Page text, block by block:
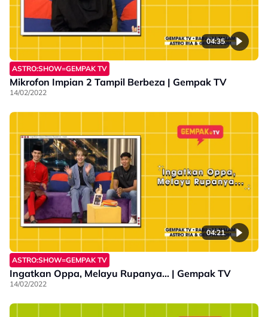
04:35
ASTRO:SHOW=GEMPAK TV
Mikrofon Impian 2 Tampil Berbeza | Gempak TV
14/02/2022
04:21
ASTRO:SHOW=GEMPAK TV
Ingatkan Oppa, Melayu Rupanya... | Gempak TV
14/02/2022